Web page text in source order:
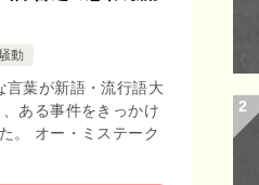
動
言葉が新語・流行語大
ある事件をきっかけ
。 オー・ミステーク